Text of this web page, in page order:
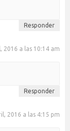
Responder
2016 a las 10:14 am
Responder
2016 a las 4:15 pm